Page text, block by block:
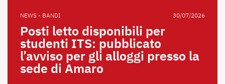
NEWS - BANDI 30/07/2026
Posti letto disponibili per
studenti ITS: pubblicato
l’avviso per gli alloggi presso la
sede di Amaro